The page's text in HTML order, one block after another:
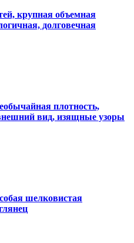
крупная объемная
долговечная
плотность,
вид, изящные узоры
шелковистая